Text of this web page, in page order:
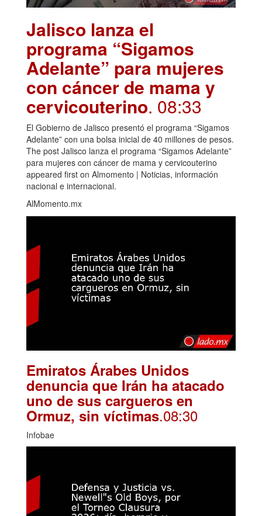
Jalisco lanza el
programa “Sigamos
Adelante” para mujeres
con cáncer de mama y
cervicouterino. 08:33
El Gobierno de Jalisco presentó el programa “Sigamos
Adelante” con una bolsa inicial de 40 millones de pesos.
The post Jalisco lanza el programa “Sigamos Adelante”
para mujeres con cáncer de mama y cervicouterino
appeared first on Almomento | Noticias, información
nacional e internacional.
AlMomento.mx
Emiratos Árabes Unidos
denuncia que Irán ha atacado
uno de sus cargueros en
Ormuz, sin víctimas.08:30
Infobae